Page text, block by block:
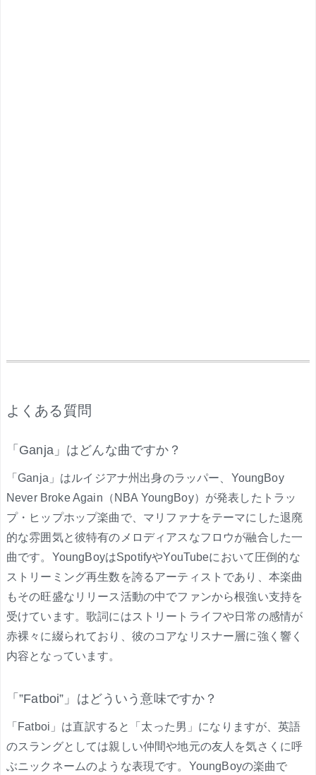
よくある質問
「Ganja」はどんな曲ですか？
「Ganja」はルイジアナ州出身のラッパー、YoungBoy
Never Broke Again（NBA YoungBoy）が発表したトラッ
プ・ヒップホップ楽曲で、マリファナをテーマにした退廃
的な雰囲気と彼特有のメロディアスなフロウが融合した一
曲です。YoungBoyはSpotifyやYouTubeにおいて圧倒的な
ストリーミング再生数を誇るアーティストであり、本楽曲
もその旺盛なリリース活動の中でファンから根強い支持を
受けています。歌詞にはストリートライフや日常の感情が
赤裸々に綴られており、彼のコアなリスナー層に強く響く
内容となっています。
「”Fatboi”」はどういう意味ですか？
「Fatboi」は直訳すると「太った男」になりますが、英語
のスラングとしては親しい仲間や地元の友人を気さくに呼
ぶニックネームのような表現です。YoungBoyの楽曲で